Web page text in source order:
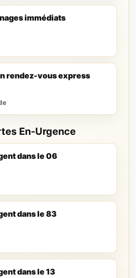
immédiats
rendez-vous express
En-Urgence
dans le 06
dans le 83
dans le 13